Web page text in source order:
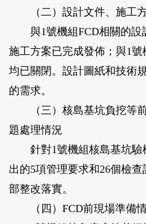
（二）設計文件、施工方
與1號機組FCD相關的設
施工方案已完成發佈；與1
均已關閉。設計圖紙和技術
的需求。
（三）核島基坑負挖等前
題處理情況
針對1號機組核島基坑驗
出的5項管理要求和26個檢
部整改落實。
（四）FCD前現場準備